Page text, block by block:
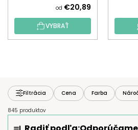
od €20,89
VYBRAŤ
Filtrácia Cena Farba
845 produktov